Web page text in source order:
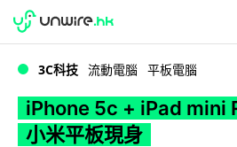
WWDC 2026
3C科技 流動電腦 平板電腦
iPhone 5c + iPad mini
小米平板現身